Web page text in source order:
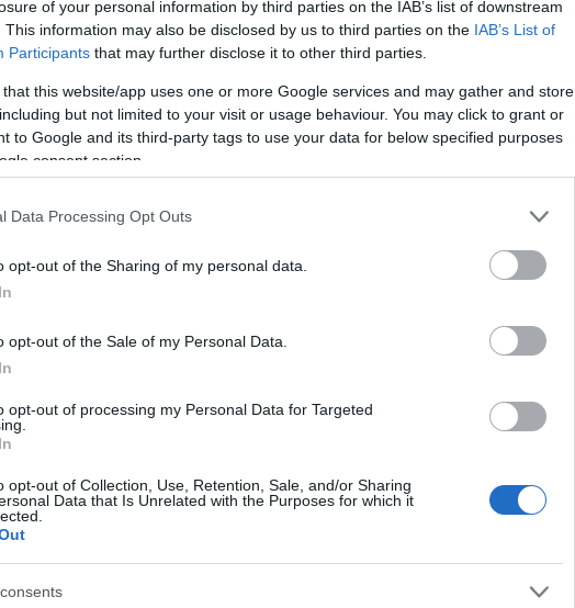
of your personal information by third parties on the IAB’s list of downstream
This information may also be disclosed by us to third parties on the IAB’s List of
Participants that may further disclose it to other third parties.
that this website/app uses one or more Google services and may gather and store
but not limited to your visit or usage behaviour. You may click to grant or
to Google and its third-party tags to use your data for below specified purposes
consent section.
Data Processing Opt Outs
opt-out of the Sharing of my personal data.
opt-out of the Sale of my Personal Data.
opt-out of processing my Personal Data for Targeted
opt-out of Collection, Use, Retention, Sale, and/or Sharing
Data that Is Unrelated with the Purposes for which it
e già si respira un’aria di eccitazione in tutto
1956, questo evento è molto più di una
una celebrazione della diversità culturale
l’Eurovision si svolgerà a Basilea, in
un’edizione memorabile, soprattutto
Code” di Nemo. Non è solo un
per i fan di vivere un’esperienza unica.